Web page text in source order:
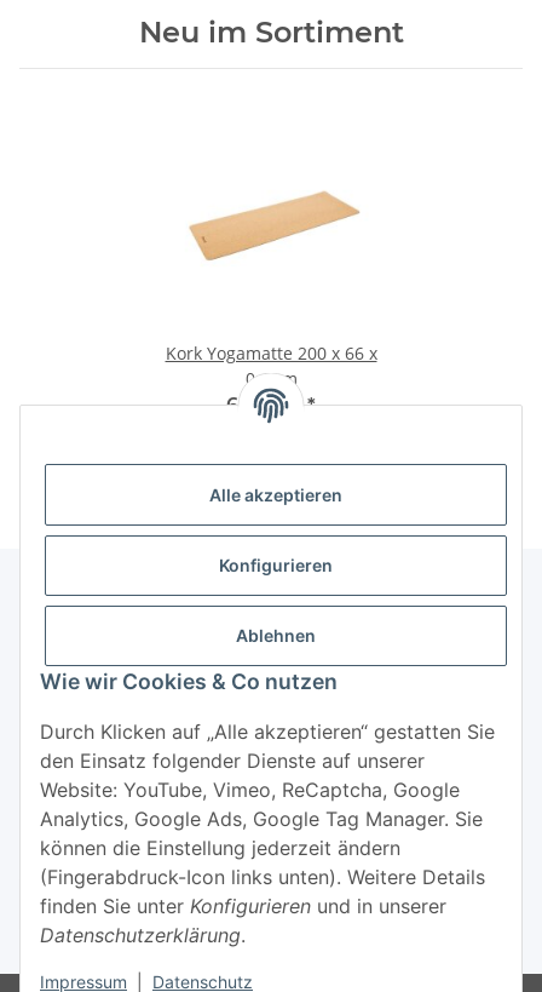
Alle akzeptieren
Konfigurieren
Ablehnen
Wie wir Cookies & Co nutzen
Durch Klicken auf „Alle akzeptieren“ gestatten Sie
den Einsatz folgender Dienste auf unserer
Website: YouTube, Vimeo, ReCaptcha, Google
Analytics, Google Ads, Google Tag Manager. Sie
können die Einstellung jederzeit ändern
(Fingerabdruck-Icon links unten). Weitere Details
finden Sie unter Konfigurieren und in unserer
Datenschutzerklärung.
Impressum Datenschutz
Neu im Sortiment
Kork Yogamatte 200 x 66 x
0,4 cm
68,00 €*
Informationen
Mehr über
Widerrufsbutton
* Alle Preise inkl. gesetzlicher USt., zzgl.